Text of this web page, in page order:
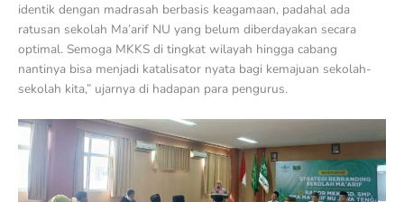
identik dengan madrasah berbasis keagamaan, padahal ada
ratusan sekolah Ma’arif NU yang belum diberdayakan secara
optimal. Semoga MKKS di tingkat wilayah hingga cabang
nantinya bisa menjadi katalisator nyata bagi kemajuan sekolah-
sekolah kita,” ujarnya di hadapan para pengurus.